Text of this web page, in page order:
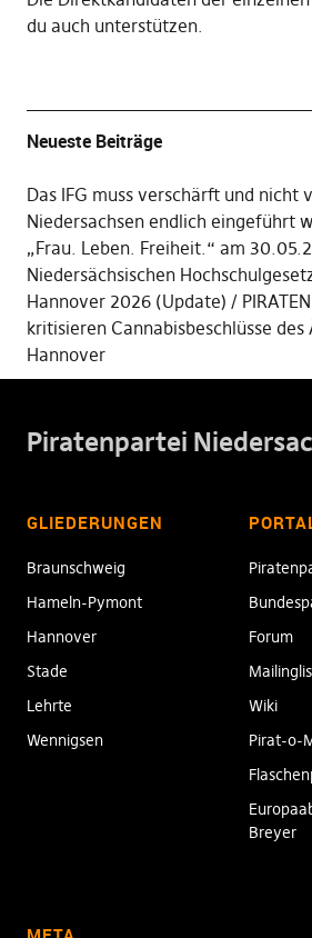
du auch unterstützen.
Neueste Beiträge
Das IFG muss verschärft und nicht
Niedersachsen endlich eingeführt
„Frau. Leben. Freiheit.“ am
Niedersächsischen
Hannover 2026 (Update)
kritisieren Cannabisbeschlüsse
Hannover
Piratenpartei
GLIEDERUNGEN
Braunschweig
Hameln-Pymont
Hannover
Stade
Lehrte
Wennigsen
Forum
Wiki
Pirat-o-
Breyer